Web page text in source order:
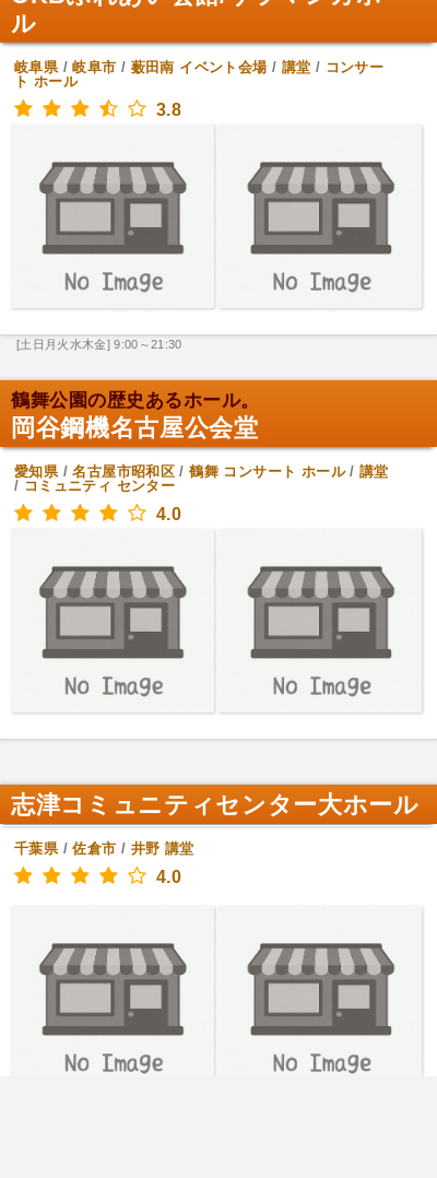
ル
岐阜県/岐阜市 / 薮田南 イベント会場/ 講堂 / コンサー
ト ホール
3.8
[土日月火水木金] 9:00～21:30
鶴舞公園の歴史あるホール。
岡谷鋼機名古屋公会堂
愛知県/名古屋市昭和区 /鶴舞 コンサート ホール/講堂
/ コミュニティ センター
4.0
志津コミュニティセンター大ホール
千葉県/佐倉市 / 井野 講堂
4.0